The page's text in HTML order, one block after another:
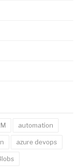
automation
azure devops